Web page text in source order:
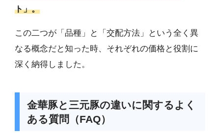
ト」。
この二つが「品種」と「交配方法」という全く異
なる概念だと知った時、それぞれの価格と役割に
深く納得しました。
金華豚と三元豚の違いに関するよく
ある質問（FAQ）